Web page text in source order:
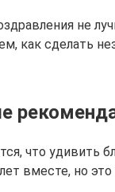
не
как сделать
что удивить
вместе, но это